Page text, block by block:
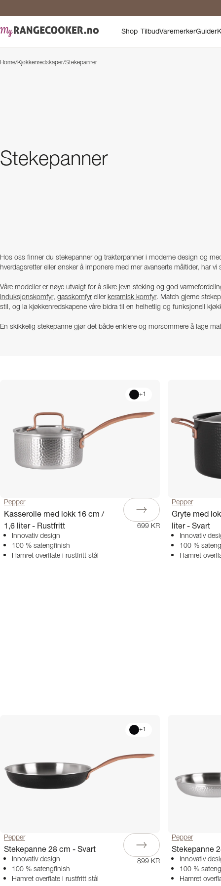
Shop TilbudVaremerkerGuider
Home/Kjøkkenredskaper/Stekepanner
Stekepanner
Hos oss finner du stekepanner og traktørpanner i moderne design og
hverdagsretter eller ønsker å imponere med mer avanserte måltider, har
Våre modeller er nøye utvalgt for å sikre jevn steking og god
induksjonskomfyr, gasskomfyreller keramisk komfyr. Match gjerne
stil, og la kjøkkenredskapene våre bidra til en helhetlig og funksjonell
En skikkelig stekepanne gjør det både enklere og morsommere å lage
+1
Pepper
Kasserolle med lokk 16 cm /
1,6 liter - Rustfritt
Innovativ design
100 % satengfinish
Hamret overflate i rustfritt stål
699 KR
Pepper
Gryte med
liter - Svart
Innovativ
100 %
Hamret
+1
Pepper
Stekepanne 28 cm - Svart
Innovativ design
100 % satengfinish
Hamret overflate i rustfritt stål
899 KR
Pepper
Stekepanne
Innovativ
100 %
Hamret